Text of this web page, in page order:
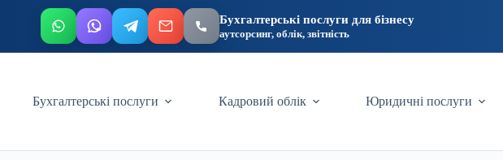
Бухгалтерські послуги для бізнесу
аутсорсинг, облік, звітність
Бухгалтерські послуги Кадровий облік Юридичні послуги